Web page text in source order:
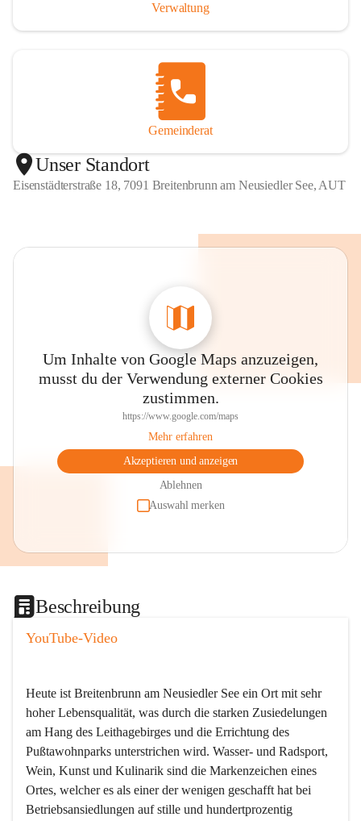
Verwaltung
Gemeinderat
Unser Standort
Eisenstädterstraße 18, 7091 Breitenbrunn am Neusiedler See, AUT
Um Inhalte von Google Maps anzuzeigen,
musst du der Verwendung externer Cookies
zustimmen.
https://www.google.com/maps
Mehr erfahren
Akzeptieren und anzeigen
Ablehnen
Auswahl merken
Beschreibung
YouTube-Video
Heute ist Breitenbrunn am Neusiedler See ein Ort mit sehr
hoher Lebensqualität, was durch die starken Zusiedelungen
am Hang des Leithagebirges und die Errichtung des
Pußtawohnparks unterstrichen wird. Wasser- und Radsport,
Wein, Kunst und Kulinarik sind die Markenzeichen eines
Ortes, welcher es als einer der wenigen geschafft hat bei
Betriebsansiedlungen auf stille und hundertprozentig